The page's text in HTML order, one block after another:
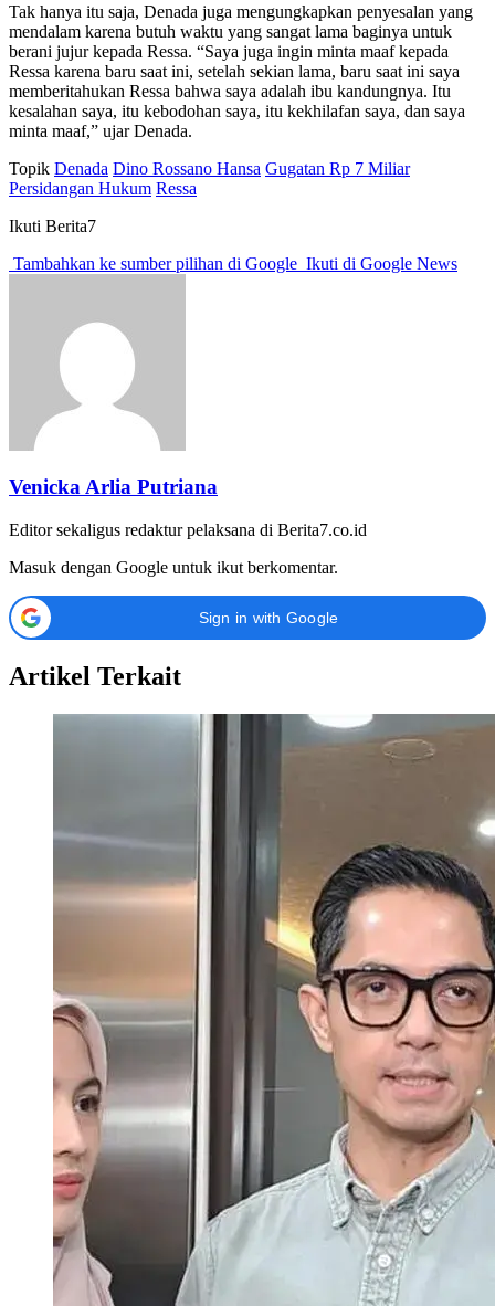
Tak hanya itu saja, Denada juga mengungkapkan penyesalan yang
mendalam karena butuh waktu yang sangat lama baginya untuk
berani jujur kepada Ressa. “Saya juga ingin minta maaf kepada
Ressa karena baru saat ini, setelah sekian lama, baru saat ini saya
memberitahukan Ressa bahwa saya adalah ibu kandungnya. Itu
kesalahan saya, itu kebodohan saya, itu kekhilafan saya, dan saya
minta maaf,” ujar Denada.
Topik Denada Dino Rossano Hansa Gugatan Rp 7 Miliar
Persidangan Hukum Ressa
Ikuti Berita7
Tambahkan ke sumber pilihan di Google Ikuti di Google News
Venicka Arlia Putriana
Editor sekaligus redaktur pelaksana di Berita7.co.id
Masuk dengan Google untuk ikut berkomentar.
Sign in with Google
Artikel Terkait